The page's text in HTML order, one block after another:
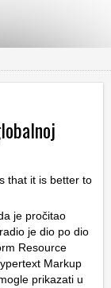
je pročitao
je dio po dio
Resource
Markup
prikazati u